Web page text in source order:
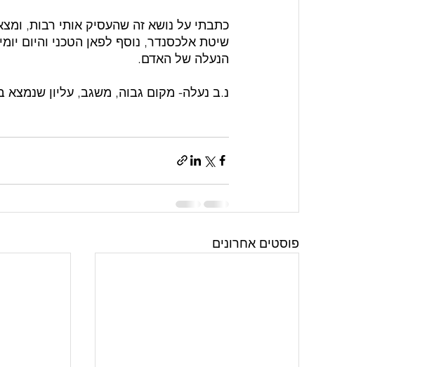
כתבתי על נושא זה שהעסיק אותי רבות,
שיטת אלכסנדר, נוסף לפאן הטכני והיום
הנעלה של האדם.
נ.ב נעלה- מקום גבוה, משגב, עליון שנמצא
פוסטים אחרונים